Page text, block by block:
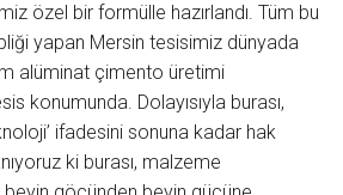
özel bir formülle hazırlandı. Tüm bu
yapan Mersin tesisimiz dünyada
alüminat çimento üretimi
konumunda. Dolayısıyla burası,
ifadesini sonuna kadar hak
ki burası, malzeme